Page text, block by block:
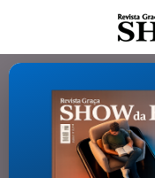
Categorias Tags